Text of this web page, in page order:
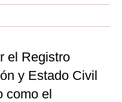
el Registro
y Estado Civil
como el